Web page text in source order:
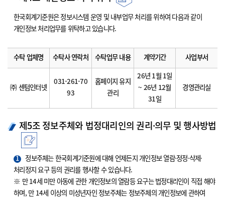
한국회계기준원은 정보시스템 운영 및 내부업무 처리를 위하여 다음과 같이
개인정보 처리업무를 위탁하고 있습니다.
수탁 업체명 수탁사 연락처 수탁업무 내용 계약기간 사업부서
㈜ 센텀인터넷
031-261-70
93
홈페이지 유지
관리
26년 1월 1일
~ 26년 12월
31일
경영관리실
제5조 정보주체와 법정대리인의 권리·의무 및 행사방법
1
정보주체는 한국회계기준원에 대해 언제든지 개인정보 열람·정정·삭제·
처리정지 요구 등의 권리를 행사할 수 있습니다.
※ 만 14세 미만 아동에 관한 개인정보의 열람등 요구는 법정대리인이 직접 해야
하며, 만 14세 이상의 미성년자인 정보주체는 정보주체의 개인정보에 관하여